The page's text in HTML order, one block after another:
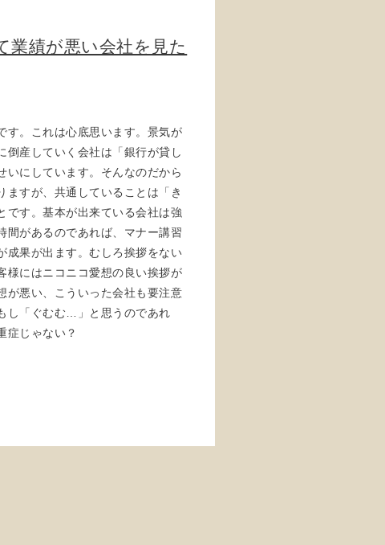
業績が悪い会社を見た
す。これは心底思います。景気が
倒産していく会社は「銀行が貸し
いにしています。そんなのだから
すが、共通していることは「き
です。基本が出来ている会社は強
間があるのであれば、マナー講習
成果が出ます。むしろ挨拶をない
様にはニコニコ愛想の良い挨拶が
が悪い、こういった会社も要注意
し「ぐむむ…」と思うのであれ
症じゃない？